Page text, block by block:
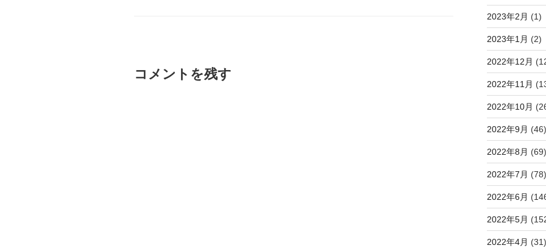
コメントを残す
2023年2月 (1)
2023年1月 (2)
2022年12月
2022年11月
2022年10月
2022年9月 (46)
2022年8月 (69)
2022年7月 (78)
2022年6月
2022年5月
2022年4月 (31)